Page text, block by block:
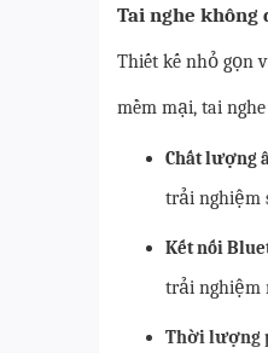
Tai nghe không
Thiết kế nhỏ gọn
mềm mại, tai
Chất lượng
trải nghiệm
Kết nối
trải nghiệm
Thời lượng